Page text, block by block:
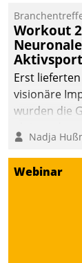
meistern
wuppen –
Aufgaben
Workout
Aktivsport
Erst
visionäre
wurden die
methodisch
Quartier.
Nadja
Webinar